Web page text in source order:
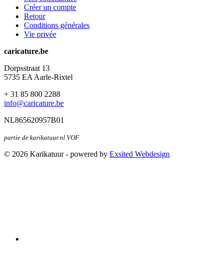
Créer un compte
Retour
Conditions générales
Vie privée
caricature.be
Dorpsstraat 13
5735 EA Aarle-Rixtel
+ 31 85 800 2288
info@caricature.be
NL865620957B01
partie de karikatuur.nl VOF
© 2026 Karikatuur - powered by Exsited Webdesign